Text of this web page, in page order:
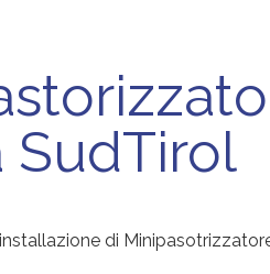
SudTirol
di